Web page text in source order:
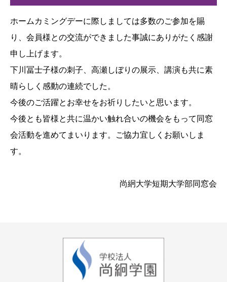
ホームカミングデーに際しましては多数のご参加を賜
り、会員様との交流ができました事誠にありがたく感謝
申し上げます。
下川冨士子様の刺子、高瀬しぼりの展示、講演も共に素
晴らしく感動の連続でした。
今後のご活躍とお幸せをお祈りしたいと思います。
今後とも皆様と共に温かい触れ合いの機会をもって同窓
会活動を進めてまいります。ご協力宜しくお願いしま
す。
尚絅大学短期大学部同窓会